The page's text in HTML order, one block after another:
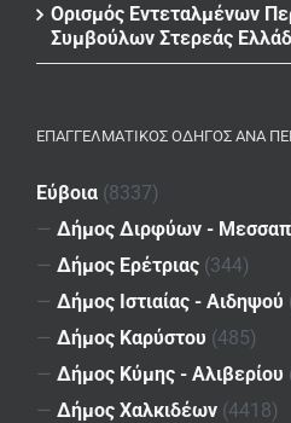
Ορισμός Εντεταλμένων
Συμβούλων Στερεάς
ΕΠΑΓΓΕΛΜΑΤΙΚΌΣ ΟΔΗΓΌΣ ΑΝΆ
Εύβοια (8337)
— Δήμος Διρφύων -
— Δήμος Ερέτριας (344)
— Δήμος Ιστιαίας - Αιδηψού
— Δήμος Καρύστου (485)
— Δήμος Κύμης - Αλιβερίου
— Δήμος Χαλκιδέων (4418)